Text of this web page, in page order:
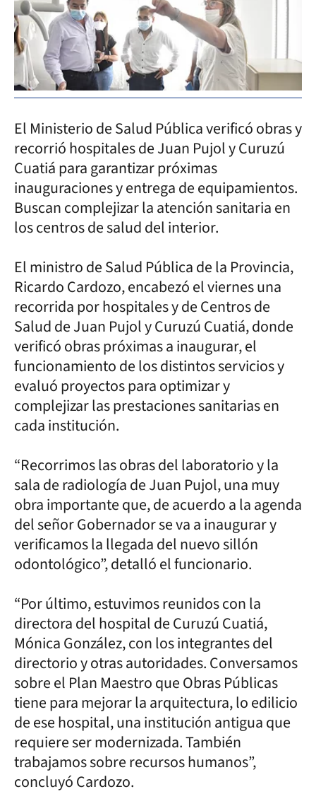
El Ministerio de Salud Pública verificó obras y
recorrió hospitales de Juan Pujol y Curuzú
Cuatiá para garantizar próximas
inauguraciones y entrega de equipamientos.
Buscan complejizar la atención sanitaria en
los centros de salud del interior.
El ministro de Salud Pública de la Provincia,
Ricardo Cardozo, encabezó el viernes una
recorrida por hospitales y de Centros de
Salud de Juan Pujol y Curuzú Cuatiá, donde
verificó obras próximas a inaugurar, el
funcionamiento de los distintos servicios y
evaluó proyectos para optimizar y
complejizar las prestaciones sanitarias en
cada institución.
“Recorrimos las obras del laboratorio y la
sala de radiología de Juan Pujol, una muy
obra importante que, de acuerdo a la agenda
del señor Gobernador se va a inaugurar y
verificamos la llegada del nuevo sillón
odontológico”, detalló el funcionario.
“Por último, estuvimos reunidos con la
directora del hospital de Curuzú Cuatiá,
Mónica González, con los integrantes del
directorio y otras autoridades. Conversamos
sobre el Plan Maestro que Obras Públicas
tiene para mejorar la arquitectura, lo edilicio
de ese hospital, una institución antigua que
requiere ser modernizada. También
trabajamos sobre recursos humanos”,
concluyó Cardozo.